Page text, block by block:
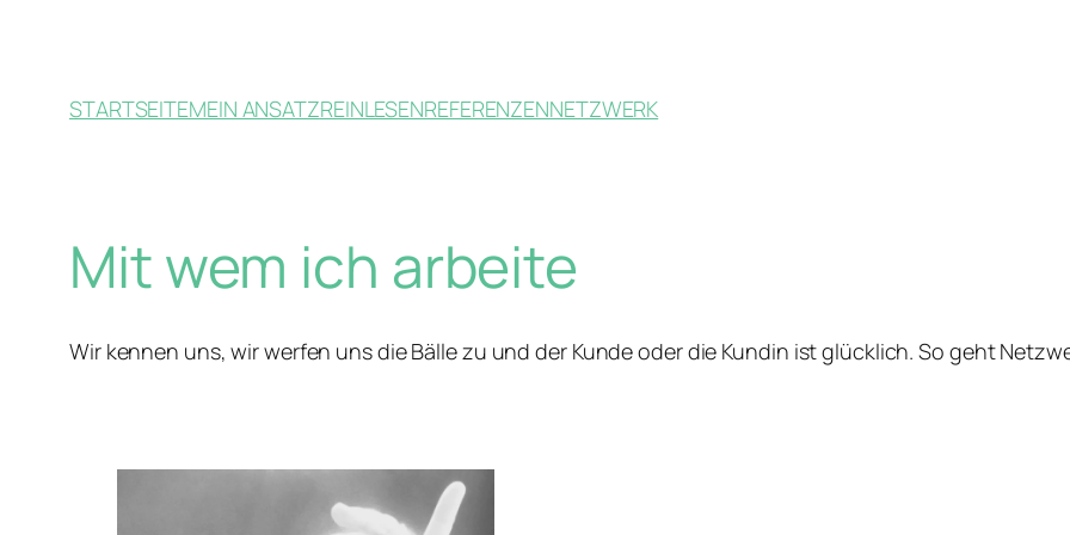
STARTSEITEMEIN ANSATZREINLESENREFERENZENNETZWERK
Mit wem ich arbeite
Wir kennen uns, wir werfen uns die Bälle zu und der Kunde oder die Kundin ist glücklich. So geht